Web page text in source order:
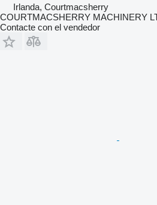
Irlanda, Courtmacsherry
COURTMACSHERRY MACHINERY
Contacte con el vendedor